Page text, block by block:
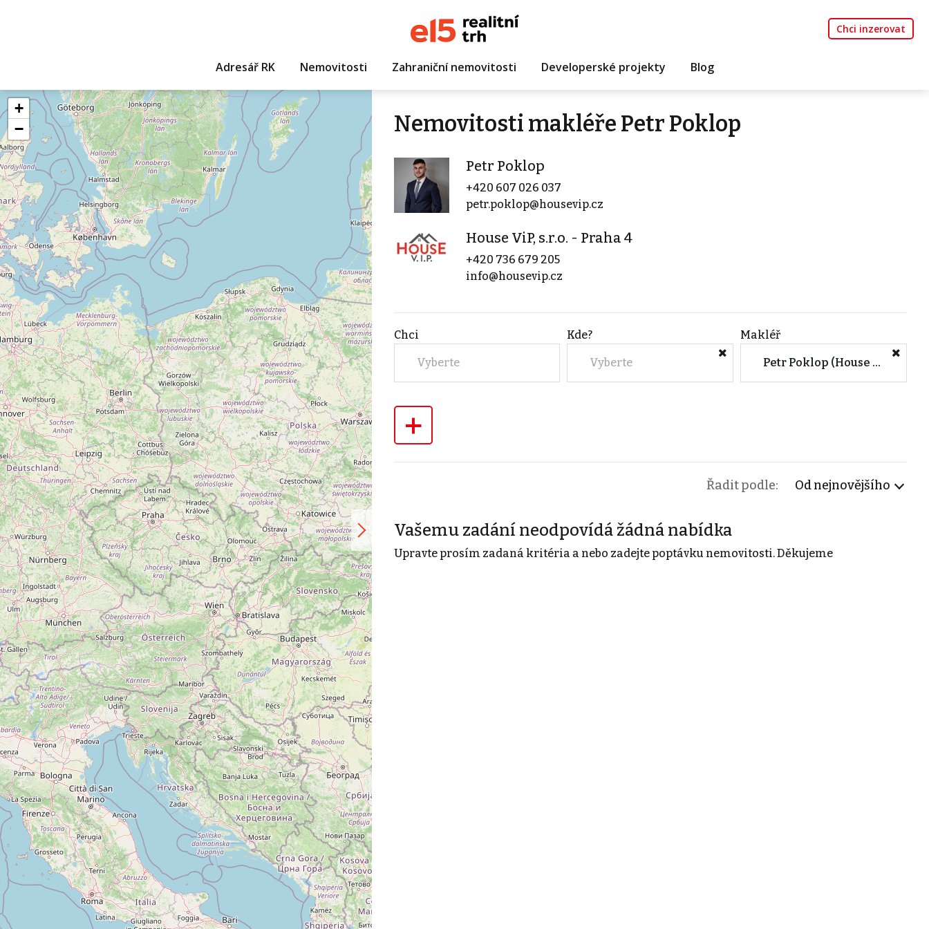
Chci inzerovat
Adresář RK Nemovitosti Zahraniční nemovitosti Developerské projekty Blog
+
−
Nemovitosti makléře Petr Poklop
Petr Poklop
+420 607 026 037
petr.poklop@housevip.cz
House ViP, s.r.o. - Praha 4
+420 736 679 205
info@housevip.cz
Chci
Vyberte
Kde?
Vyberte
Makléř
Petr Poklop (House ViP, s.r.o. - Praha 4)
+
Řadit podle: Od nejnovějšího
Vašemu zadání neodpovídá žádná nabídka
Upravte prosím zadaná kritéria a nebo zadejte poptávku nemovitosti. Děkujeme